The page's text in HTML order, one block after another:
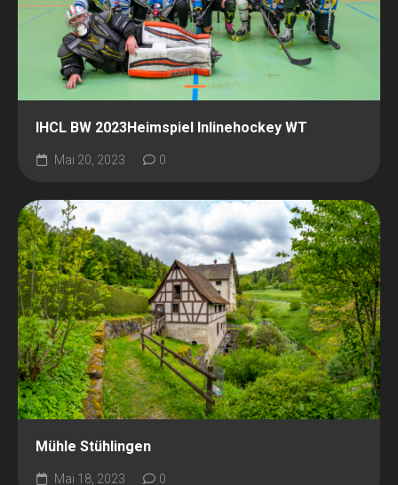
IHCL BW 2023Heimspiel Inlinehockey WT
Mai 20, 2023 0
Mühle Stühlingen
Mai 18, 2023 0